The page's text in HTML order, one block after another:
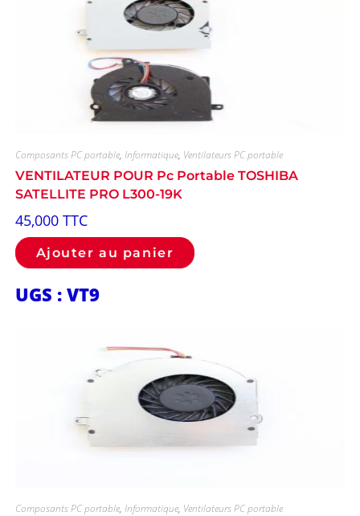
Composants PC portable, Informatique, Ventilateurs PC portable
VENTILATEUR POUR Pc Portable TOSHIBA
SATELLITE PRO L300-19K
45,000 TTC
Ajouter au panier
UGS : VT9
Composants PC portable, Informatique, Ventilateurs PC portable